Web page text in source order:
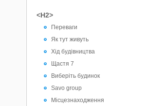
<H2>
Переваги
Як тут живуть
Хід будівництва
Щастя 7
Виберіть будинок
Savo group
Місцезнаходження